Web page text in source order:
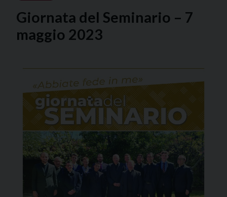
Giornata del Seminario – 7
maggio 2023